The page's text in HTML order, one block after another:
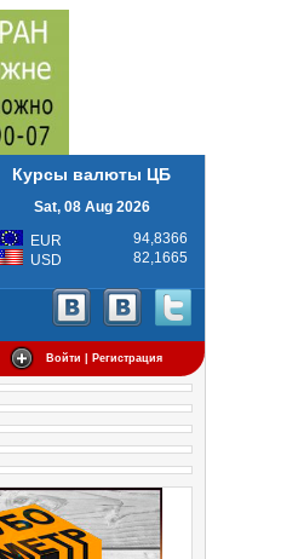
Курсы валюты ЦБ
Sat, 08 Aug 2026
EUR
94,8366
USD
82,1665
Войти | Регистрация